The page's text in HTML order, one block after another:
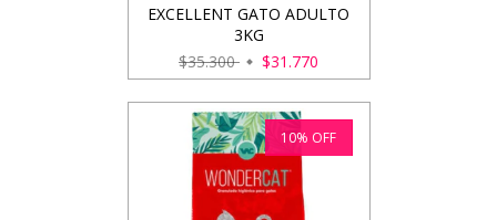
EXCELLENT GATO ADULTO
3KG
$35.300
$31.770
10% OFF